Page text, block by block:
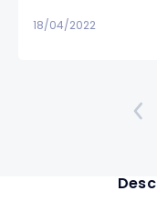
18/04/2022